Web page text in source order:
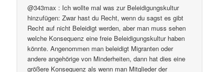
@343max : Ich wollte mal was zur Beleidigungskultur
hinzufügen: Zwar hast du Recht, wenn du sagst es gibt
Recht auf nicht Beleidigt werden, aber man muss sehen
welche Konsequenz eine freie Beleidigungskultur haben
könnte. Angenommen man beleidigt Migranten oder
andere angehörige von Minderheiten, dann hat dies eine
größere Konsequenz als wenn man Mitglieder der